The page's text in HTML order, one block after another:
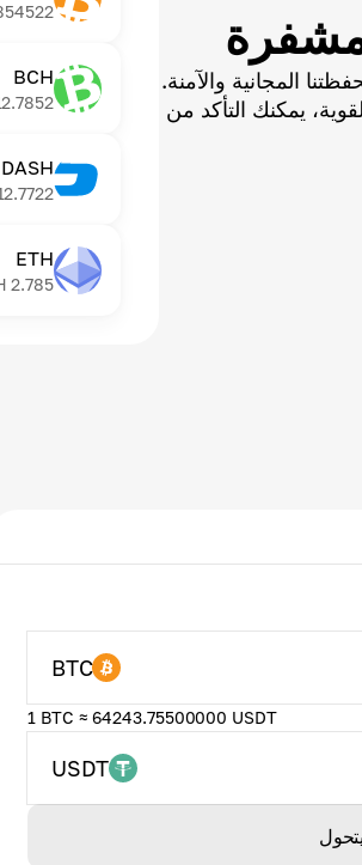
المجانية والآمنة.
يمكنك التأكد من
BCH
DASH
ETH
2.785
BTC
1 BTC ≈ 64243.75500000 USDT
USDT
يتحول